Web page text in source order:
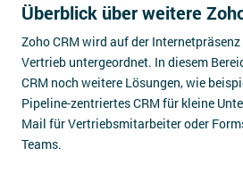
Überblick über weitere
Zoho CRM wird auf der
Vertrieb untergeordnet. In diesem
CRM noch weitere Lösungen, wie
Pipeline-zentriertes CRM für kleine
Mail für Vertriebsmitarbeiter oder
Teams.